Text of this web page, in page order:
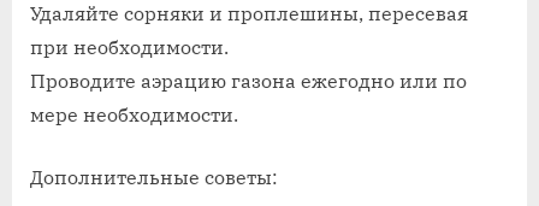
Удаляйте сорняки и проплешины, пересевая
при необходимости.
Проводите аэрацию газона ежегодно или по
мере необходимости.
Дополнительные советы: